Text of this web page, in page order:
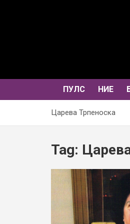
ПУЛС НИЕ
Царева Трпеноска
Tag: